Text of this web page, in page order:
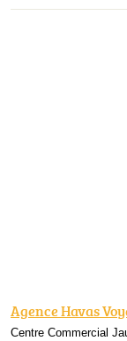
Agence Havas
Centre Commercial